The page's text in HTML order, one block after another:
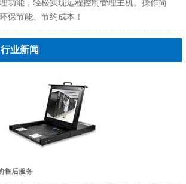
功能，轻松实现远程控制管理主机。操作简
保节能、节约成本！
行业新闻
售后服务